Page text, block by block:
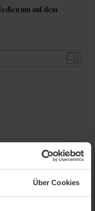
Über Cookies
um auf dem